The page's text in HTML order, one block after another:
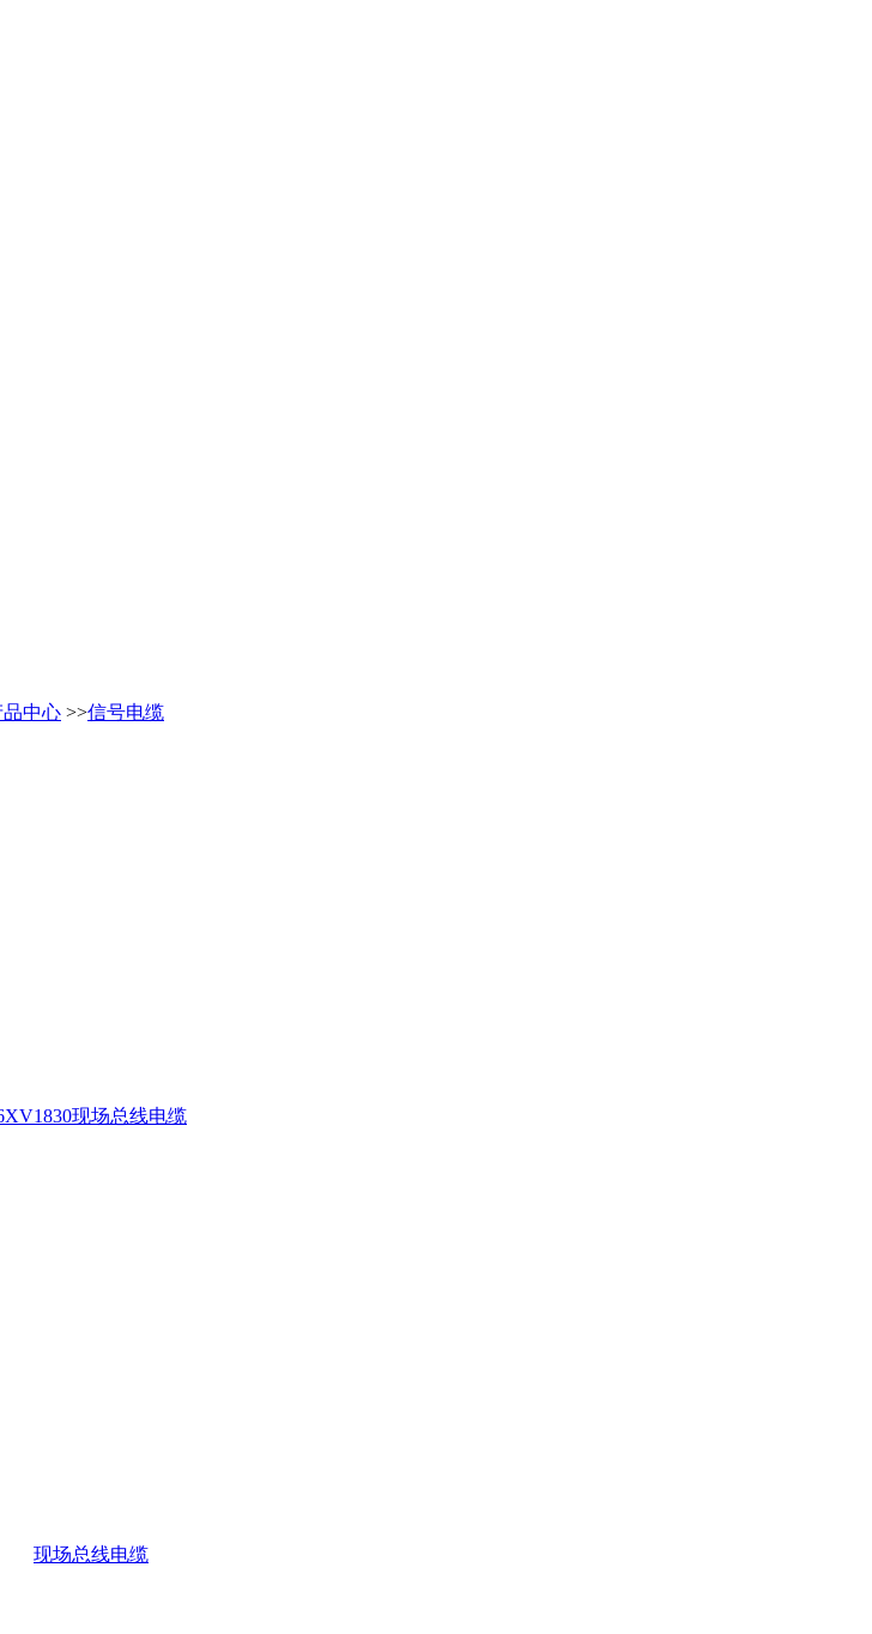
品中心 >>信号电缆
现场总线电缆
现场总线电缆